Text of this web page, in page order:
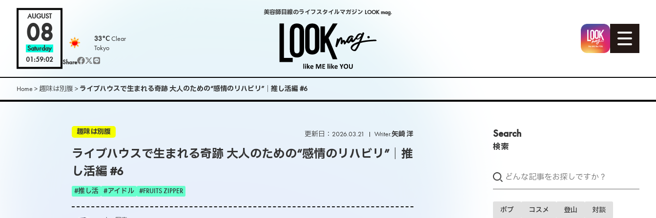
AUGUST
08
Saturday
01:59:04
33°CClear
Tokyo
Share
美容師目線のライフスタイルマガジン LOOK mag.
Home > 趣味は別腹 > ライブハウスで生まれる奇跡 大人のための“感情のリハビリ”｜推し活編 #6
趣味は別腹
ライブハウスで生まれる奇跡 大人のための“感情のリハビリ”｜推
し活編 #6
#推し活 #アイドル #FRUITS ZIPPER
更新日：2026.03.21 Writer.矢崎 洋 Search
検索
ボブ コスメ 登山 対談